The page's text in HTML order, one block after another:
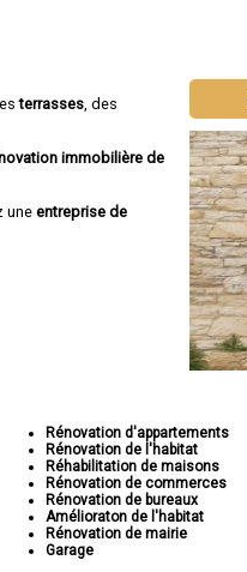
terrasses , des
immobilière de
une entreprise de
Rénovation d'appartements
Rénovation de l'habitat
Réhabilitation de maisons
Rénovation de commerces
Rénovation de bureaux
Amélioraton de l'habitat
Rénovation de mairie
Garage